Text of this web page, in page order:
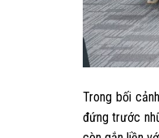
Trong bối
đứng trước